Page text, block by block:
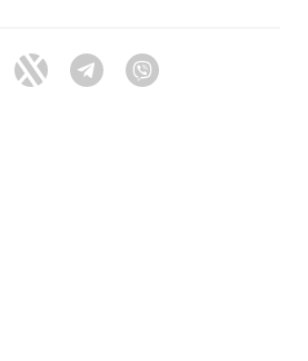
FacebookTwitter Telegram